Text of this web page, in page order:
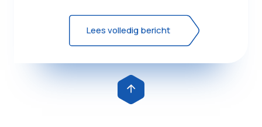
Lees volledig bericht